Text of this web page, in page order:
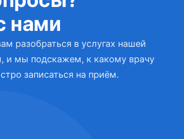
нами
разобраться в услугах нашей
и мы подскажем, к какому врачу
записаться на приём.